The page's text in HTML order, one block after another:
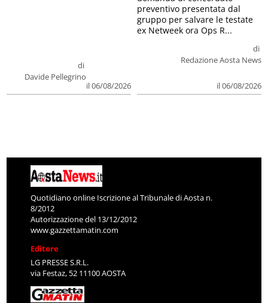
di
Davide Pellegrino
il 06/08/2026
di
Redazione Aosta News
il 06/08/2026
preventivo presentata dal
gruppo per salvare le testate
ex Netweek ora Ops R...
Quotidiano online Iscrizione al Tribunale di Aosta n.
8/2012
Autorizzazione del 13/12/2012
www.gazzettamatin.com
Editore
LG PRESSE S.R.L.
via Festaz, 52 11100 AOSTA